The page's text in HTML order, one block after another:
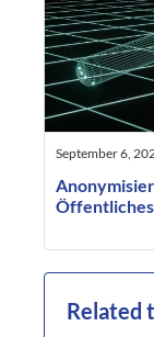
September 6,
Related